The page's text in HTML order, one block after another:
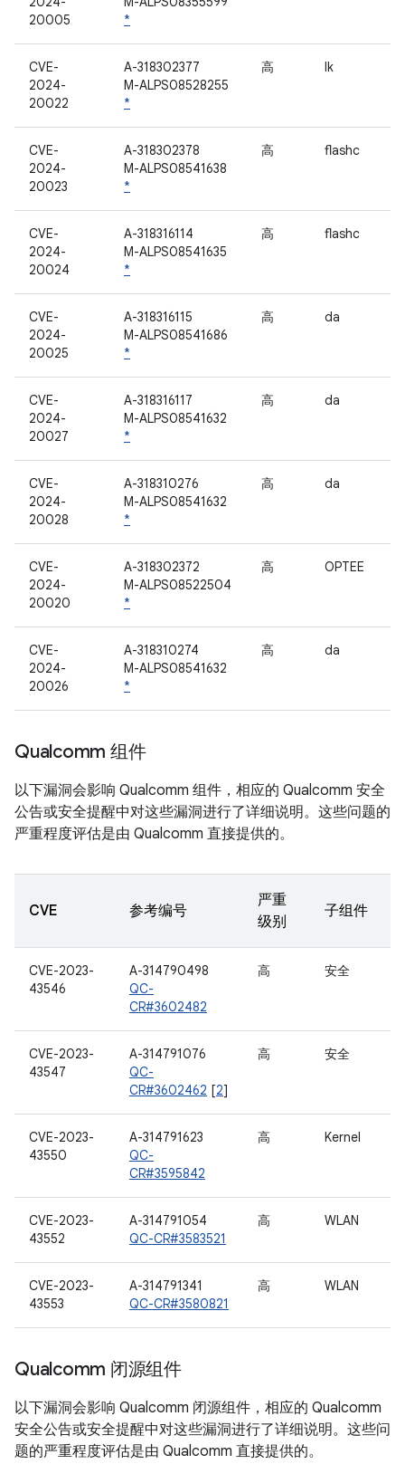
20005
*
CVE-
2024-
20022
A-318302377
M-ALPS08528255
*
高 lk
CVE-
2024-
20023
A-318302378
M-ALPS08541638
*
高 flashc
CVE-
2024-
20024
A-318316114
M-ALPS08541635
*
高 flashc
CVE-
2024-
20025
A-318316115
M-ALPS08541686
*
高 da
CVE-
2024-
20027
A-318316117
M-ALPS08541632
*
高 da
CVE-
2024-
20028
A-318310276
M-ALPS08541632
*
高 da
CVE-
2024-
20020
A-318302372
M-ALPS08522504
*
高 OPTEE
CVE-
2024-
20026
A-318310274
M-ALPS08541632
*
高 da
Qualcomm 组件
以下漏洞会影响 Qualcomm 组件，相应的 Qualcomm 安全
公告或安全提醒中对这些漏洞进行了详细说明。这些问题的
严重程度评估是由 Qualcomm 直接提供的。
CVE 参考编号
严重
级别
子组件
CVE-2023-
43546
A-314790498
QC-
CR#3602482
高 安全
CVE-2023-
43547
A-314791076
QC-
CR#3602462 [2]
高 安全
CVE-2023-
43550
A-314791623
QC-
CR#3595842
高 Kernel
CVE-2023-
43552
A-314791054
QC-CR#3583521
高 WLAN
CVE-2023-
43553
A-314791341
QC-CR#3580821
高 WLAN
Qualcomm 闭源组件
以下漏洞会影响 Qualcomm 闭源组件，相应的 Qualcomm
安全公告或安全提醒中对这些漏洞进行了详细说明。这些问
题的严重程度评估是由 Qualcomm 直接提供的。